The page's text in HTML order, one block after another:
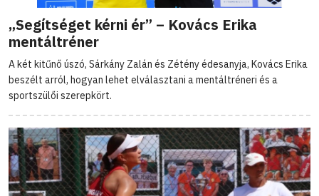
„Segítséget kérni ér” – Kovács Erika
mentáltréner
A két kitűnő úszó, Sárkány Zalán és Zétény édesanyja, Kovács Erika
beszélt arról, hogyan lehet elválasztani a mentáltréneri és a
sportszülői szerepkört.